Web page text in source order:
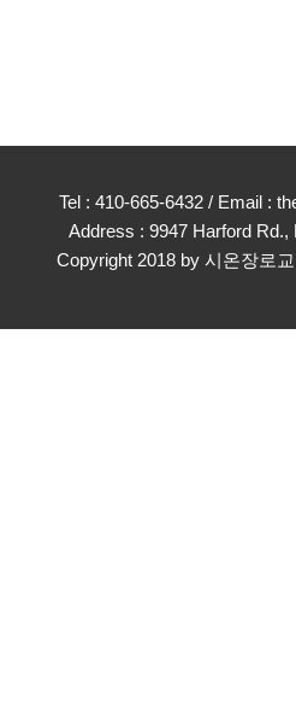
Tel : 410-665-6432 / Email :
Address : 9947 Harford
Copyright 2018 by 시온장로